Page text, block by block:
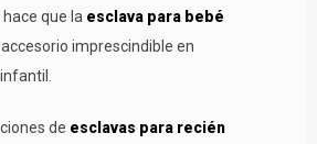
que la esclava para bebé
imprescindible en
de esclavas para recién